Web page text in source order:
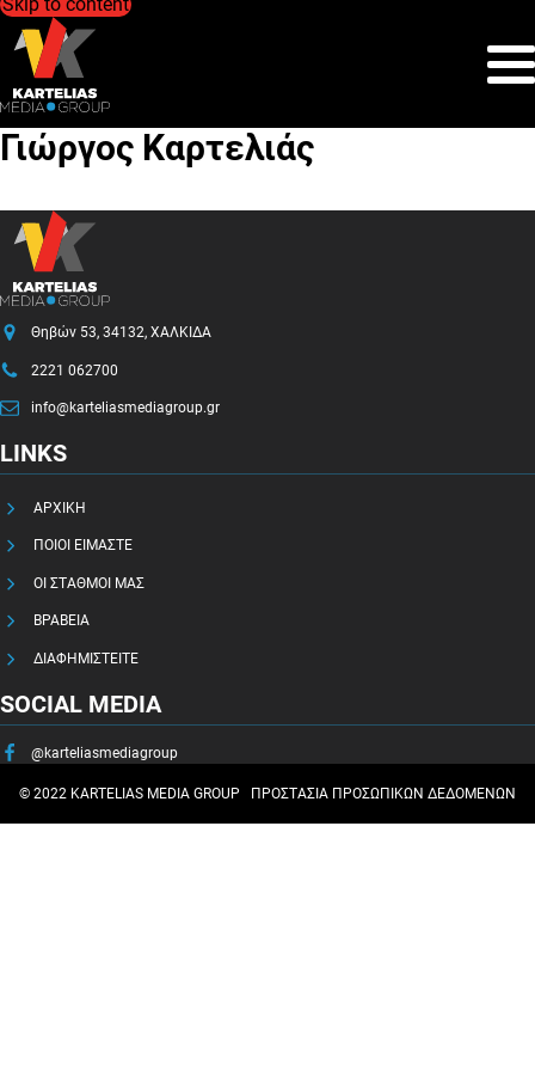
Γιώργος Καρτελιάς
Θηβών 53, 34132, ΧΑΛΚΙΔΑ
2221 062700
info@karteliasmediagroup.gr
LINKS
ΑΡΧΙΚΗ
ΠΟΙΟΙ ΕΙΜΑΣΤΕ
ΟΙ ΣΤΑΘΜΟΙ ΜΑΣ
ΒΡΑΒΕΙΑ
ΔΙΑΦΗΜΙΣΤΕΙΤΕ
SOCIAL MEDIA
@karteliasmediagroup
© 2022 KARTELIAS MEDIA GROUP ΠΡΟΣΤΑΣΙΑ ΠΡΟΣΩΠΙΚΩΝ ΔΕΔΟΜΕΝΩΝ